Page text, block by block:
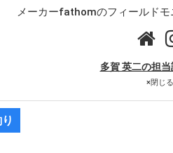
メーカーfathomのフィールドモ
多賀 英二の担
×閉じる